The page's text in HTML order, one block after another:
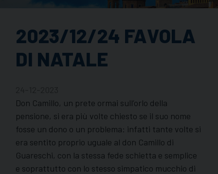
2023/12/24 FAVOLA
DI NATALE
Don Camillo, un prete ormai sull’orlo della
pensione, si era più volte chiesto se il suo nome
fosse un dono o un problema: infatti tante volte si
era sentito proprio uguale al don Camillo di
Guareschi, con la stessa fede schietta e semplice
e soprattutto con lo stesso simpatico mucchio di